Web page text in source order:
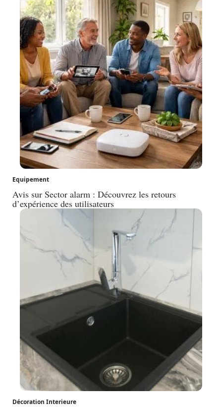
Equipement
Avis sur Sector alarm : Découvrez les retours
d’expérience des utilisateurs
Décoration Interieure